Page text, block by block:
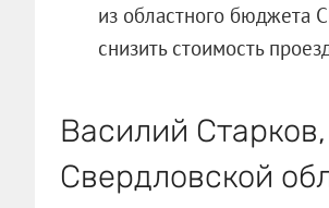
из областного бюджета
снизить стоимость
Василий
Свердловской